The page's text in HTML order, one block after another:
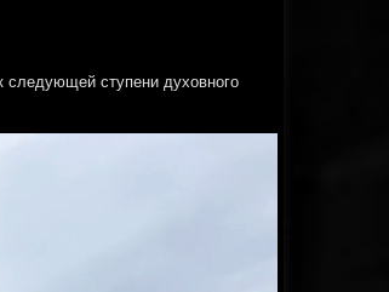
следующей ступени духовного